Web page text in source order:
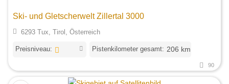
Ski- und Gletscherwelt Zillertal 3000
6293 Tux, Tirol, Österreich
Preisniveau: Pistenkilometer gesamt: 206 km
90